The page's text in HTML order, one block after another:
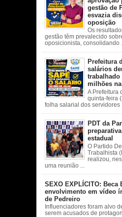
gestão de
esvazia
oposição
Os
gestão têm prevalecido
oposicionista, consolidando ...
Prefeitura
salários
trabalhado
milhões
A Prefeitura
quinta-feira
folha salarial dos servidores
PDT da
estadual
O Partido
Trabalhista
realizou,
uma reunião ...
SEXO EXPLÍCITO: Beca
envolvimento em vídeo
de Pedreiro
Influenciadores foram alvo
serem acusados de